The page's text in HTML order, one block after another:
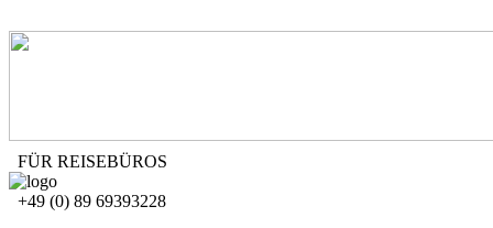
FÜR REISEBÜROS
+49 (0) 89 69393228